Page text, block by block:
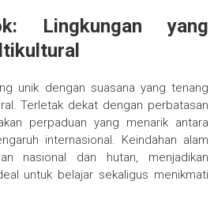
Lingkungan yang
unik dengan suasana yang tenang
Terletak dekat dengan perbatasan
perpaduan yang menarik antara
internasional. Keindahan alam
nasional dan hutan, menjadikan
untuk belajar sekaligus menikmati